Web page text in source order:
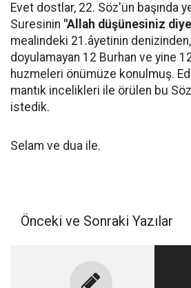
Evet dostlar, 22. Söz'ün başında
Suresinin "Allah düşünesiniz
mealindeki 21.âyetinin
doyulamayan 12 Burhan ve yine
huzmeleri önümüze konulmuş.
mantık incelikleri ile örülen bu
istedik.
Selam ve dua ile.
Önceki ve Sonraki Yazılar